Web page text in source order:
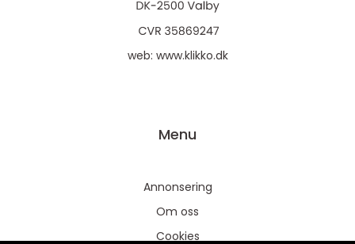
web: www.klikko.dk
Menu
Annonsering
Om oss
Cookies